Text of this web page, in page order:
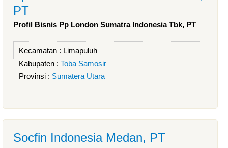
PT
Profil Bisnis Pp London Sumatra Indonesia Tbk, PT
Kecamatan : Limapuluh
Kabupaten : Toba Samosir
Provinsi : Sumatera Utara
Socfin Indonesia Medan, PT